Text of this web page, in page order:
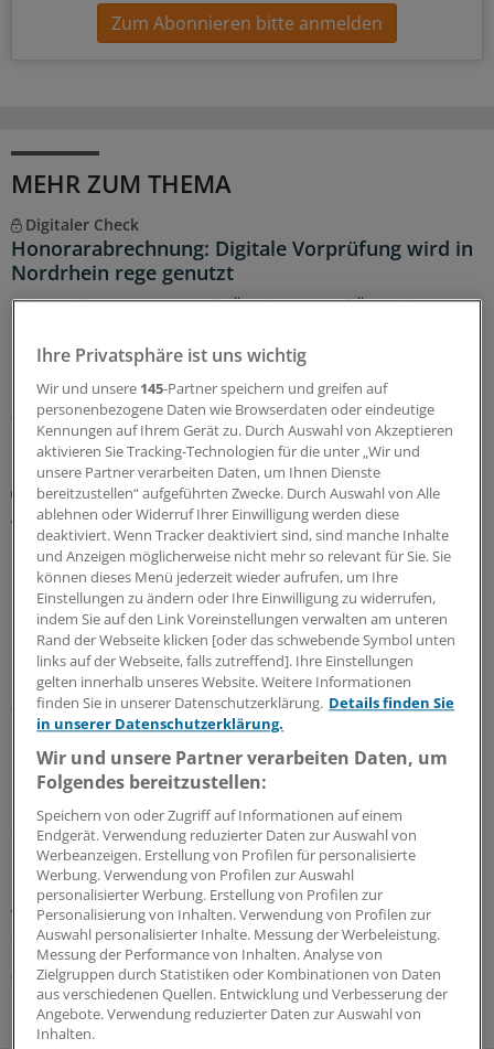
Zum Abonnieren bitte anmelden
MEHR ZUM THEMA
Digitaler Check
Honorarabrechnung: Digitale Vorprüfung wird in
Nordrhein rege genutzt
Seit Juni können nun auch Ärztinnen und Ärzte in
Quartals durchleuchten lassen. In den ersten beiden
Monaten sind über 20.000 Vorprüfungen eingegangen.
05.08.2026
Zentrale Änderungen im Überblick
Aktualisierter GOÄ-Entwurf: Neue Leistungen,
Umbewertungen und Bürokratieabbau
Bundesärztekammer und PKV-Verband haben dem
Bundesgesundheitsministerium den Entwurf einer
GOÄneu vorgelegt. Er nimmt innovative medizinische
Leistungen auf – und bewertet einige andere um. Ein
Überblick mit Beispielen dazu, was sich ändern soll.
05.08.2026
Leitliniennutzung
Hausärzte wünschen sich Leitlinien kürzer,
strukturierter und praxisnäher
In hausärztlichen Praxen wird durchaus regelmäßig auf
Leitlinien zurückgegriffen – eine Umfrage zeigt allerdings
wegen Zeitmangels und zu umfangreicher Dokumente
deutlichen Verbesserungsbedarf.
03.08.2026
Ihre Privatsphäre ist uns wichtig
Wir und unsere 145-Partner speichern und greifen auf
personenbezogene Daten wie Browserdaten oder eindeutige
Kennungen auf Ihrem Gerät zu. Durch Auswahl von Akzeptieren
aktivieren Sie Tracking-Technologien für die unter „Wir und
unsere Partner verarbeiten Daten, um Ihnen Dienste
bereitzustellen“ aufgeführten Zwecke. Durch Auswahl von Alle
ablehnen oder Widerruf Ihrer Einwilligung werden diese
deaktiviert. Wenn Tracker deaktiviert sind, sind manche Inhalte
und Anzeigen möglicherweise nicht mehr so relevant für Sie. Sie
können dieses Menü jederzeit wieder aufrufen, um Ihre
Einstellungen zu ändern oder Ihre Einwilligung zu widerrufen,
indem Sie auf den Link Voreinstellungen verwalten am unteren
Rand der Webseite klicken [oder das schwebende Symbol unten
links auf der Webseite, falls zutreffend]. Ihre Einstellungen
gelten innerhalb unseres Website. Weitere Informationen
finden Sie in unserer Datenschutzerklärung. Details finden Sie
in unserer Datenschutzerklärung.
Wir und unsere Partner verarbeiten Daten, um
Folgendes bereitzustellen:
Speichern von oder Zugriff auf Informationen auf einem
Endgerät. Verwendung reduzierter Daten zur Auswahl von
Werbeanzeigen. Erstellung von Profilen für personalisierte
Werbung. Verwendung von Profilen zur Auswahl
personalisierter Werbung. Erstellung von Profilen zur
Personalisierung von Inhalten. Verwendung von Profilen zur
Auswahl personalisierter Inhalte. Messung der Werbeleistung.
Messung der Performance von Inhalten. Analyse von
Zielgruppen durch Statistiken oder Kombinationen von Daten
aus verschiedenen Quellen. Entwicklung und Verbesserung der
Angebote. Verwendung reduzierter Daten zur Auswahl von
Inhalten.